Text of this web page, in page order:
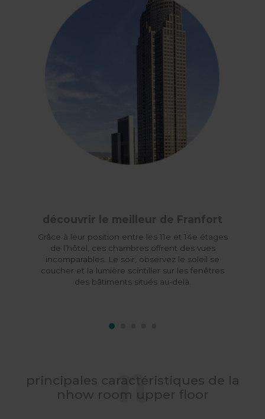
découvrir le meilleur de Franfort
Grâce à leur position entre les 11e et 14e étages
de l’hôtel, ces chambres offrent des vues
incomparables. Le soir, observez le soleil se
coucher et la lumière scintiller sur les fenêtres
des bâtiments situés au-delà.
principales caractéristiques de la
nhow room upper floor